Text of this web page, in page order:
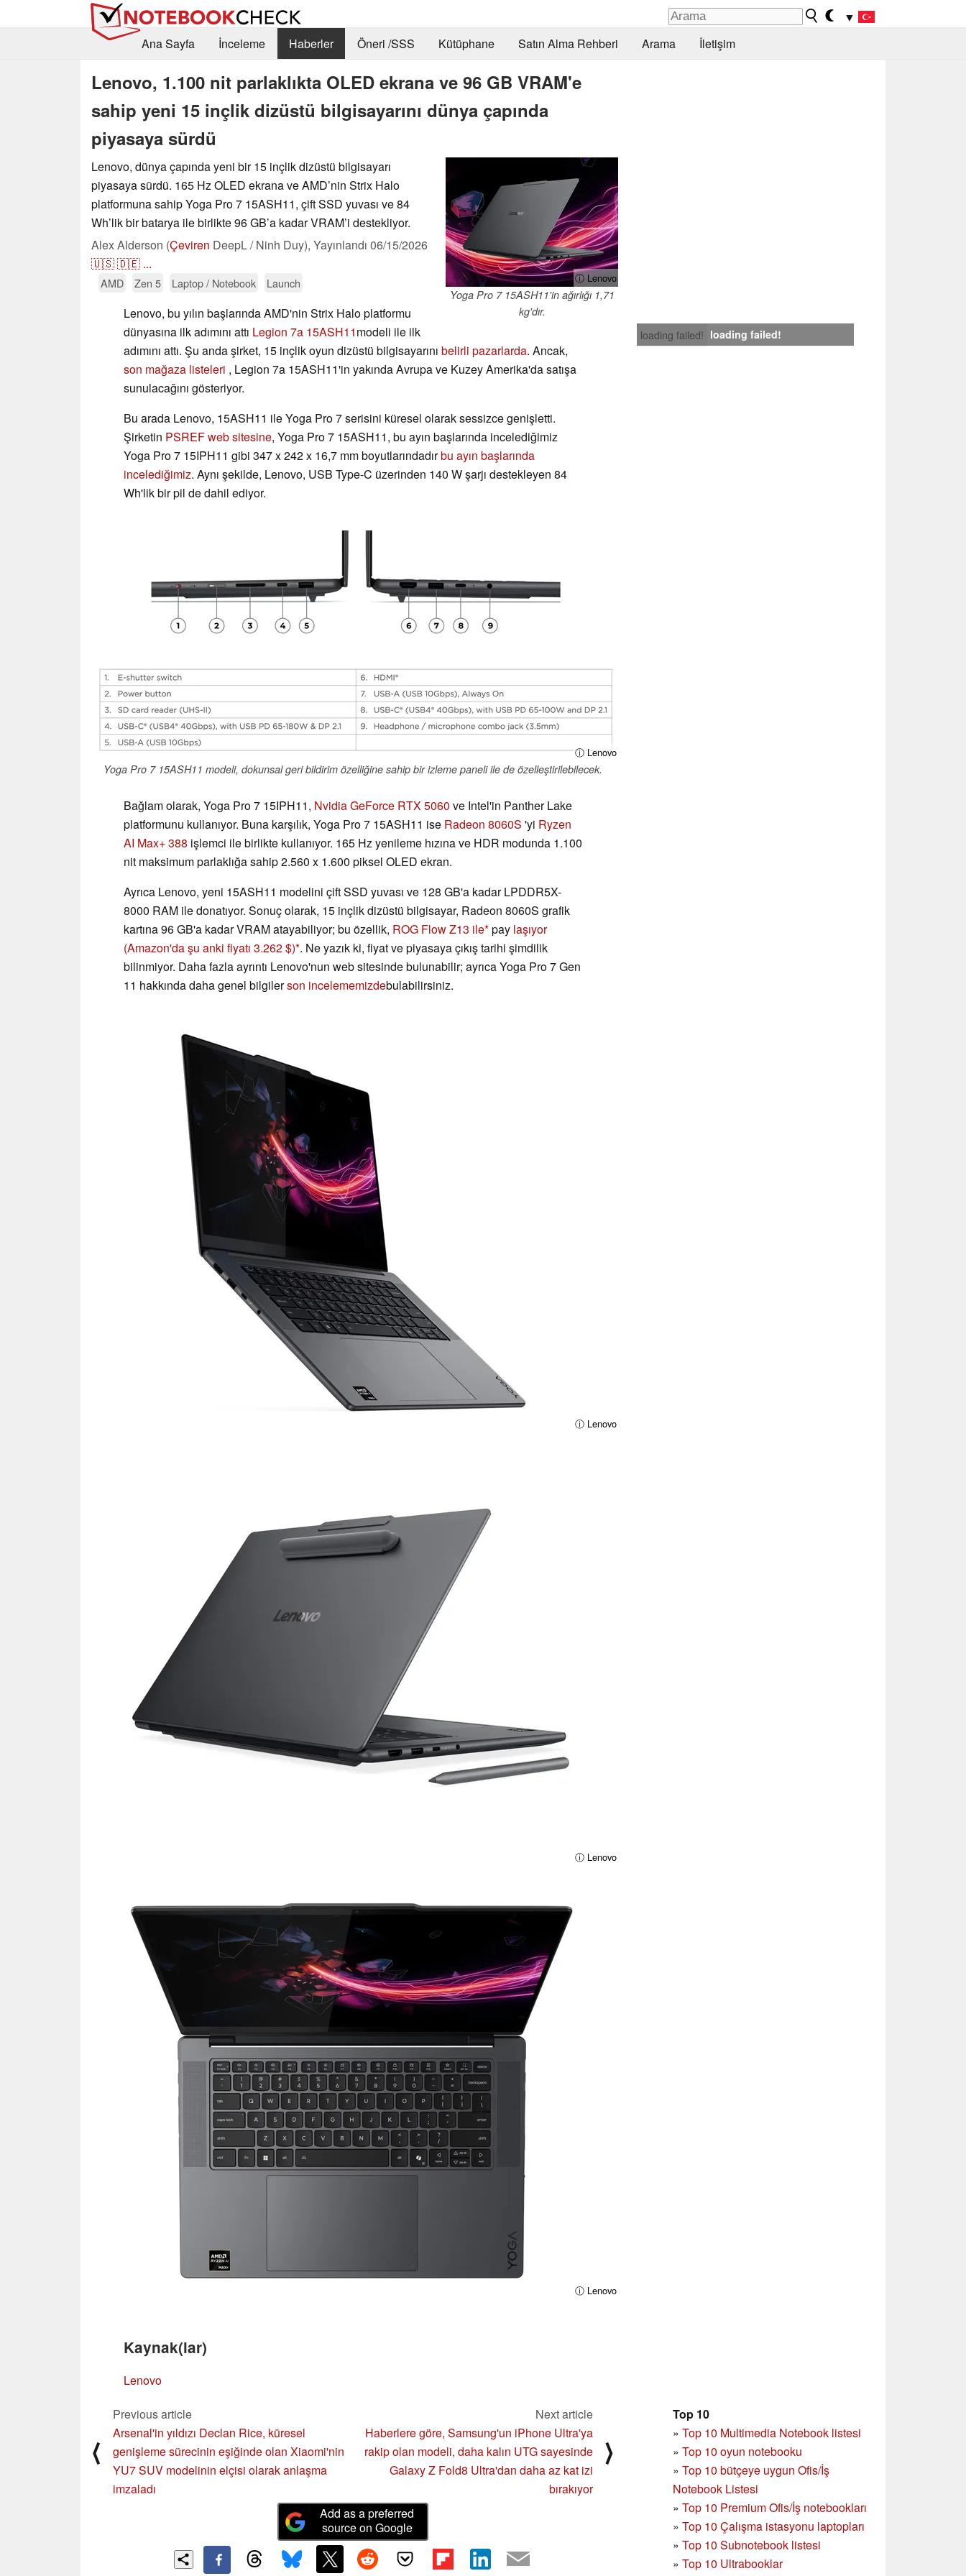
▼
Ana Sayfa
İnceleme Haberler Öneri /SSS Kütüphane Satın Alma Rehberi Arama İletişim
Lenovo, 1.100 nit parlaklıkta OLED ekrana ve 96 GB VRAM'e
sahip yeni 15 inçlik dizüstü bilgisayarını dünya çapında
piyasaya sürdü
ⓘ Lenovo
Yoga Pro 7 15ASH11'in ağırlığı 1,71
kg'dır.
Lenovo, dünya çapında yeni bir 15 inçlik dizüstü bilgisayarı
piyasaya sürdü. 165 Hz OLED ekrana ve AMD’nin Strix Halo
platformuna sahip Yoga Pro 7 15ASH11, çift SSD yuvası ve 84
Wh’lik bir batarya ile birlikte 96 GB’a kadar VRAM’i destekliyor.
Alex Alderson (Çeviren DeepL / Ninh Duy), Yayınlandı 06/15/2026
🇺🇸🇩🇪 ...
AMD Zen 5 Laptop / Notebook Launch
loading failed! loading failed!
Lenovo, bu yılın başlarında AMD'nin Strix Halo platformu
dünyasına ilk adımını attı Legion 7a 15ASH11modeli ile ilk
adımını attı. Şu anda şirket, 15 inçlik oyun dizüstü bilgisayarını belirli pazarlarda. Ancak,
son mağaza listeleri , Legion 7a 15ASH11'in yakında Avrupa ve Kuzey Amerika'da satışa
sunulacağını gösteriyor.
Bu arada Lenovo, 15ASH11 ile Yoga Pro 7 serisini küresel olarak sessizce genişletti.
Şirketin PSREF web sitesine, Yoga Pro 7 15ASH11, bu ayın başlarında incelediğimiz
Yoga Pro 7 15IPH11 gibi 347 x 242 x 16,7 mm boyutlarındadırbu ayın başlarında
incelediğimiz. Aynı şekilde, Lenovo, USB Type-C üzerinden 140 W şarjı destekleyen 84
Wh'lik bir pil de dahil ediyor.
ⓘ Lenovo
Yoga Pro 7 15ASH11 modeli, dokunsal geri bildirim özelliğine sahip bir izleme paneli ile de özelleştirilebilecek.
Bağlam olarak, Yoga Pro 7 15IPH11, Nvidia GeForce RTX 5060 ve Intel'in Panther Lake
platformunu kullanıyor. Buna karşılık, Yoga Pro 7 15ASH11 ise Radeon 8060S 'yi Ryzen
AI Max+ 388 işlemci ile birlikte kullanıyor. 165 Hz yenileme hızına ve HDR modunda 1.100
nit maksimum parlaklığa sahip 2.560 x 1.600 piksel OLED ekran.
Ayrıca Lenovo, yeni 15ASH11 modelini çift SSD yuvası ve 128 GB'a kadar LPDDR5X-
8000 RAM ile donatıyor. Sonuç olarak, 15 inçlik dizüstü bilgisayar, Radeon 8060S grafik
kartına 96 GB'a kadar VRAM atayabiliyor; bu özellik, ROG Flow Z13 ile pay laşıyor
(Amazon'da şu anki fiyatı 3.262 $) . Ne yazık ki, fiyat ve piyasaya çıkış tarihi şimdilik
bilinmiyor. Daha fazla ayrıntı Lenovo'nun web sitesinde bulunabilir; ayrıca Yoga Pro 7 Gen
11 hakkında daha genel bilgilerson incelememizdebulabilirsiniz.
ⓘ Lenovo
ⓘ Lenovo
ⓘ Lenovo
Kaynak(lar)
Lenovo
Top 10
» Top 10 Multimedia Notebook listesi
» Top 10 oyun notebooku
» Top 10 bütçeye uygun Ofis/İş
Notebook Listesi
» Top 10 Premium Ofis/İş notebookları
» Top 10 Çalışma istasyonu laptopları
» Top 10 Subnotebook listesi
» Top 10 Ultrabooklar
⟨
Previous article
Arsenal'in yıldızı Declan Rice, küresel
genişleme sürecinin eşiğinde olan Xiaomi'nin
YU7 SUV modelinin elçisi olarak anlaşma
imzaladı
Next article
Haberlere göre, Samsung'un iPhone Ultra'ya
rakip olan modeli, daha kalın UTG sayesinde
Galaxy Z Fold8 Ultra'dan daha az kat izi
bırakıyor
⟩
Add as a preferred
source on Google